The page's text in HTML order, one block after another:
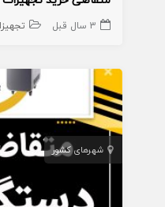
3 سال قبل
شهرهای کشور